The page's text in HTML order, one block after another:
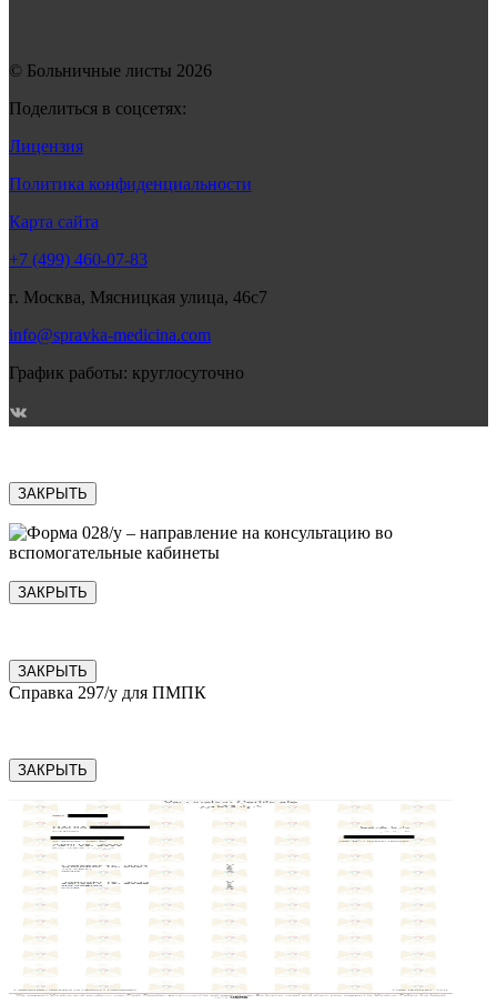
© Больничные листы 2026
Поделиться в соцсетях:
Лицензия
Политика конфиденциальности
Карта сайта
+7 (499) 460-07-83
г. Москва, Мясницкая улица, 46с7
info@spravka-medicina.com
График работы: круглосуточно
ЗАКРЫТЬ
ЗАКРЫТЬ
ЗАКРЫТЬ
Справка 297/у для ПМПК
ЗАКРЫТЬ